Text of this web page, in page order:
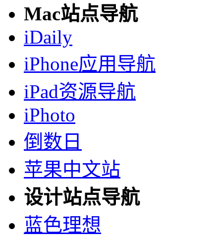
Mac站点导航
iDaily
iPhone应用导航
iPad资源导航
iPhoto
倒数日
苹果中文站
设计站点导航
蓝色理想